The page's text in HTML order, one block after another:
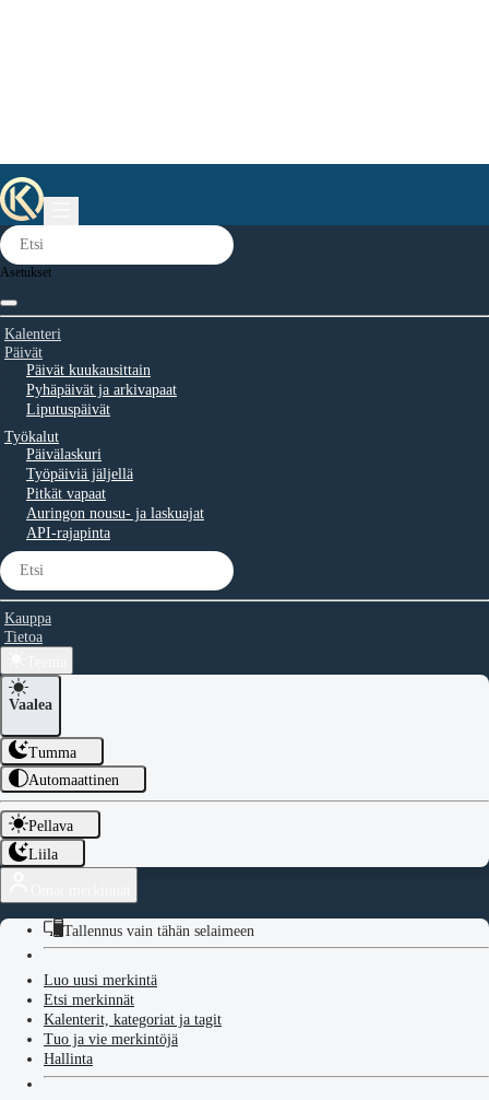
Asetukset
Kalenteri
Päivät
Päivät kuukausittain
Pyhäpäivät ja arkivapaat
Liputuspäivät
Työkalut
Päivälaskuri
Työpäiviä jäljellä
Pitkät vapaat
Auringon nousu- ja laskuajat
API-rajapinta
Kauppa
Tietoa
Vaalea
Tumma
Automaattinen
Pellava
Liila
Tallennus vain tähän selaimeen
Luo uusi merkintä
Etsi merkinnät
Kalenterit, kategoriat ja tagit
Tuo ja vie merkintöjä
Hallinta